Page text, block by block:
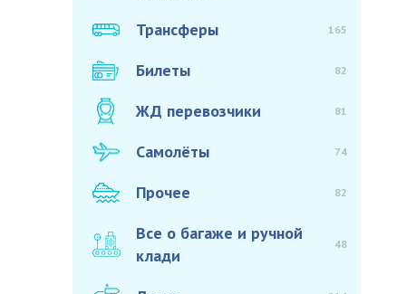
Трансферы 165
Билеты 82
ЖД перевозчики 81
Самолёты 74
Прочее 82
Все о багаже и ручной
клади
48